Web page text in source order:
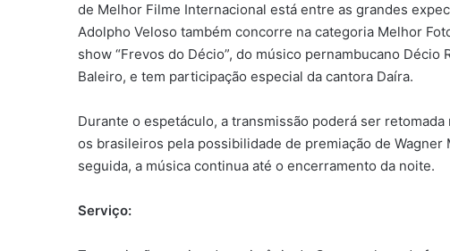
de Melhor Filme Internacional está entre as grandes
Adolpho Veloso também concorre na categoria Melhor
show “Frevos do Décio”, do músico pernambucano
Baleiro, e tem participação especial da cantora Daíra.
Durante o espetáculo, a transmissão poderá ser
os brasileiros pela possibilidade de premiação de
seguida, a música continua até o encerramento da noite.
Serviço: